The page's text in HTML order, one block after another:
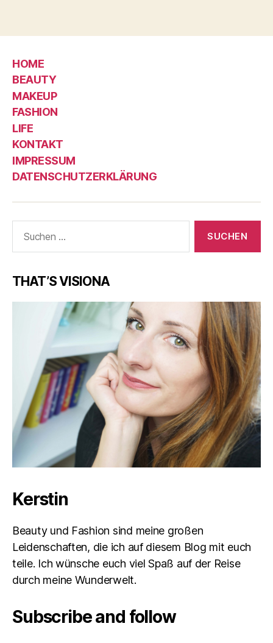
HOME
BEAUTY
MAKEUP
FASHION
LIFE
KONTAKT
IMPRESSUM
DATENSCHUTZERKLÄRUNG
nach:
THAT’S VISIONA
Kerstin
Beauty und Fashion sind meine großen
Leidenschaften, die ich auf diesem Blog mit euch
teile. Ich wünsche euch viel Spaß auf der Reise
durch meine Wunderwelt.
Subscribe and follow